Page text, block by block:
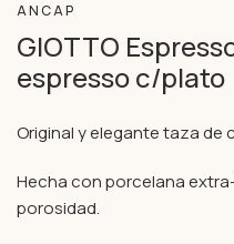
ANCAP
GIOTTO
espresso c/plato
Original y elegante taza de
Hecha con porcelana
porosidad.